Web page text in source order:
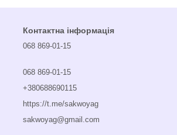
Контактна інформація
068 869-01-15
068 869-01-15
+380688690115
https://t.me/sakwoyag
sakwoyag@gmail.com